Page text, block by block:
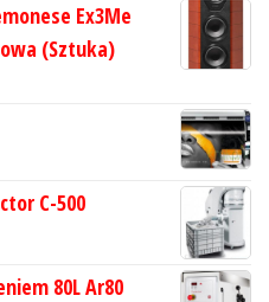
Ex3Me
(Sztuka)
C-500
80L Ar80